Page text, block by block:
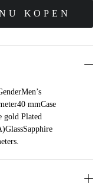
KOPEN
mmCase
gold Plated